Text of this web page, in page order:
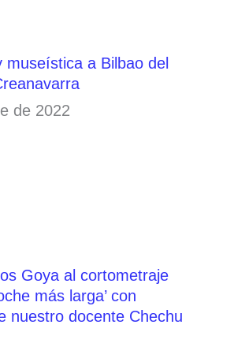
museística a Bilbao del
de 2022
Goya al cortometraje
más larga’ con
nuestro docente Chechu